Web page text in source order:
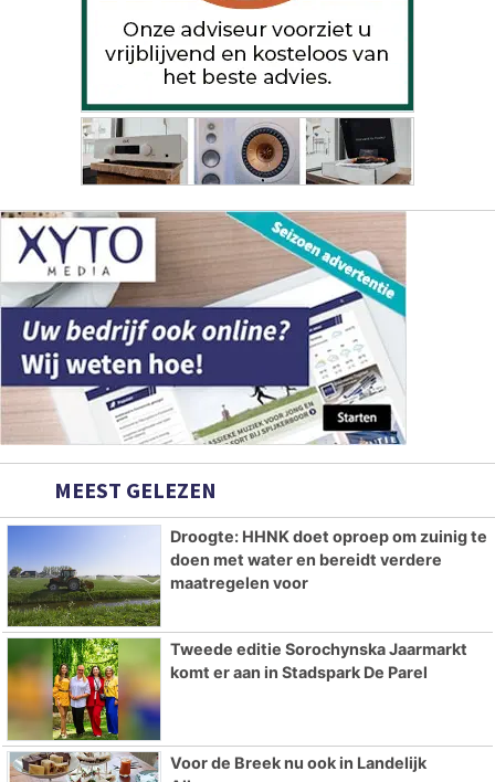
MEEST GELEZEN
Droogte: HHNK doet oproep om zuinig te
doen met water en bereidt verdere
maatregelen voor
Tweede editie Sorochynska Jaarmarkt
komt er aan in Stadspark De Parel
Voor de Breek nu ook in Landelijk